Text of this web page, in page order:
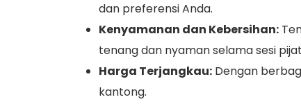
dan preferensi Anda.
Kenyamanan dan Kebersihan:
tenang dan nyaman selama sesi
Harga Terjangkau: Dengan
kantong.